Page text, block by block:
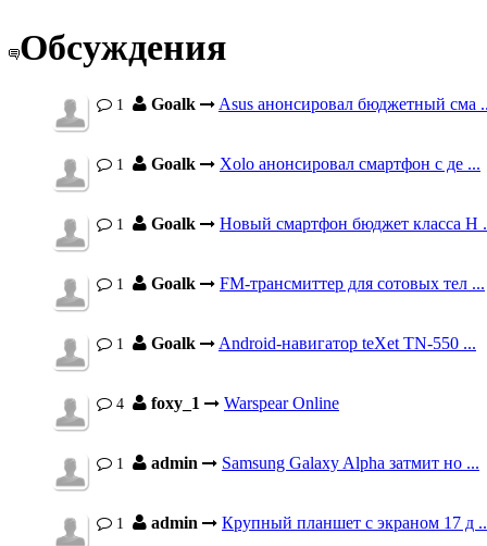
Обсуждения
1 Goalk Asus анонсировал бюджетный сма
1 Goalk Xolo анонсировал смартфон с де ...
1 Goalk Новый смартфон бюджет класса H
1 Goalk FM-трансмиттер для сотовых тел ...
1 Goalk Android-навигатор teXet TN-550 ...
4 foxy_1 Warspear Online
1 admin Samsung Galaxy Alpha затмит но ...
1 admin Крупный планшет с экраном 17 д